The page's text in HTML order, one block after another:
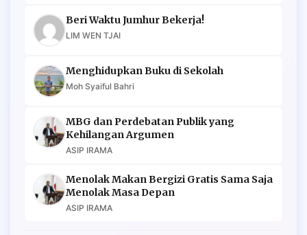
Beri Waktu Jumhur Bekerja!
LIM WEN TJAI
Menghidupkan Buku di Sekolah
Moh Syaiful Bahri
MBG dan Perdebatan Publik yang
Kehilangan Argumen
ASIP IRAMA
Menolak Makan Bergizi Gratis Sama Saja
Menolak Masa Depan
ASIP IRAMA